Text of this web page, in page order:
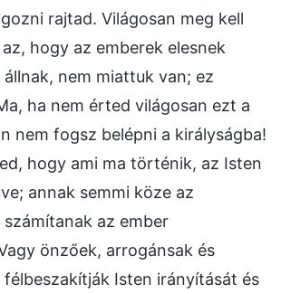
rajtad. Világosan meg kell
hogy az emberek elesnek
nem miattuk van; ez
ha nem érted világosan ezt a
nem fogsz belépni a királyságba!
hogy ami ma történik, az Isten
annak semmi köze az
az ember
önzőek, arrogánsak és
Isten irányítását és